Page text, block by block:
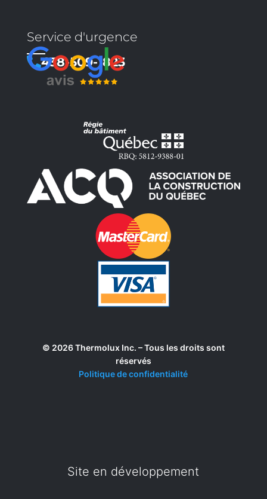
Service d'urgence
438-509-1823
© 2026 Thermolux Inc. – Tous les droits sont
réservés
Politique de confidentialité
Site en développement